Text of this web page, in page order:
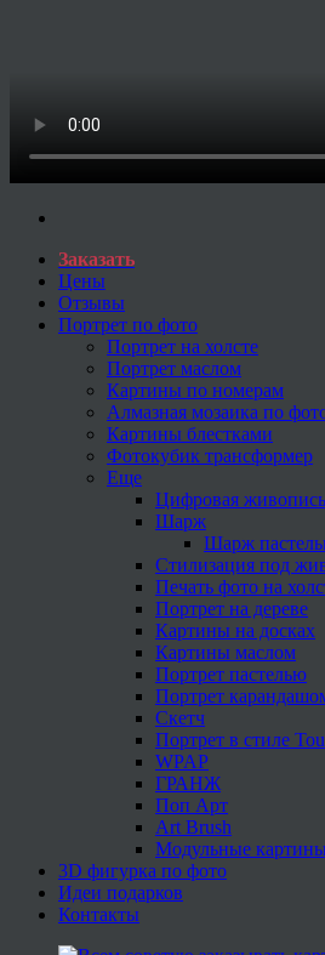
Заказать
Цены
Отзывы
Портрет по фото
Портрет на холсте
Портрет маслом
Картины по номерам
Алмазная мозаика по
Картины блестками
Фотокубик трансформер
Еще
Цифровая живопись
Шарж
Шарж
Стилизация под
Печать фото на
Портрет на дереве
Картины на досках
Картины маслом
Портрет пастелью
Портрет
Скетч
Портрет в стиле
WPAP
ГРАНЖ
Поп Арт
Art Brush
Модульные
3D фигурка по фото
Идеи подарков
Контакты